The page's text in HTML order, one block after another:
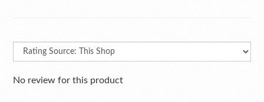
No review for this product